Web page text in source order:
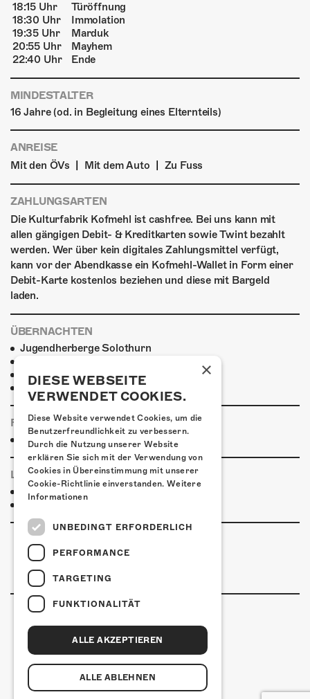
18:15 Uhr
Türöffnung
18:30 Uhr
Immolation
19:35 Uhr
Marduk
20:55 Uhr
Mayhem
22:40 Uhr
Ende
MINDESTALTER
16 Jahre (od. in Begleitung eines Elternteils)
ANREISE
Mit den ÖVs
Mit dem Auto Zu Fuss
ZAHLUNGSARTEN
Die Kulturfabrik Kofmehl ist cashfree. Bei uns kann mit
allen gängigen Debit- & Kreditkarten sowie Twint bezahlt
werden. Wer über kein digitales Zahlungsmittel verfügt,
kann vor der Abendkasse ein Kofmehl-Wallet in Form einer
Debit-Karte kostenlos beziehen und diese mit Bargeld
laden.
ÜBERNACHTEN
Jugendherberge Solothurn
H4 Hotel
Weitere Unterkünfte
FOODTRUCK
Essensangebot
LINKS & PARTNER
Facebook-Event
Kulturfabrik Kofmehl
Kofmehlweg 1
+41 32 621 20 60
×
DIESE WEBSEITE
VERWENDET COOKIES.
Diese Website verwendet Cookies, um die
Benutzerfreundlichkeit zu verbessern.
Durch die Nutzung unserer Website
erklären Sie sich mit der Verwendung von
Cookies in Übereinstimmung mit unserer
Cookie-Richtlinie einverstanden. Weitere
Informationen
UNBEDINGT ERFORDERLICH
PERFORMANCE
TARGETING
FUNKTIONALITÄT
ALLE AKZEPTIEREN
ALLE ABLEHNEN